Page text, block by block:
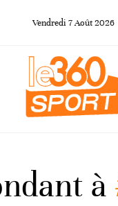
Vendredi 7Août 2026
à